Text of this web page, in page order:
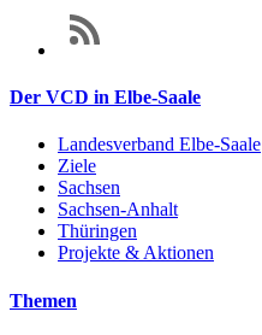
Der VCD in Elbe-Saale
Landesverband Elbe-Saale
Ziele
Sachsen
Sachsen-Anhalt
Thüringen
Projekte & Aktionen
Themen